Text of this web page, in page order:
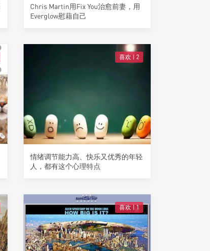
Chris Martin用Fix You治愈前妻，用
Everglow慰藉自己
喜欢 | 2
情绪调节能力高、快乐又优秀的年轻
人，都有这个心理特点
喜欢 |1